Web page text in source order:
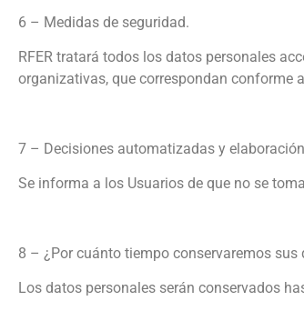
6 – Medidas de seguridad.
RFER tratará todos los datos personales
organizativas, que correspondan conforme
7 – Decisiones automatizadas y
Se informa a los Usuarios de que no se
8 – ¿Por cuánto tiempo conservaremos sus
Los datos personales serán conservados